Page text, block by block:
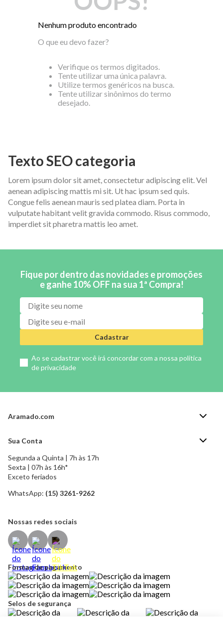
Nenhum produto encontrado
O que eu devo fazer?
Verifique os termos digitados.
Tente utilizar uma única palavra.
Utilize termos genéricos na busca.
Tente utilizar sinônimos do termo
desejado.
Texto SEO categoria
Lorem ipsum dolor sit amet, consectetur adipiscing elit. Vel
aenean adipiscing mattis mi sit. Ut hac ipsum sed quis.
Congue felis aenean mauris sed platea diam. Porta in
vulputate habitant velit gravida commodo. Risus commodo,
imperdiet sit pharetra mattis leo amet.
Fique por dentro das novidades e promoções
e ganhe 10% OFF na sua 1ª Compra!
Cadastrar
Ao se cadastrar você irá concordar com a nossa política
de privacidade
Aramado.com
Blog Aramado.com
Política de Privacidade
Política de Troca e Devolução
Política de Frete Grátis
Sua Conta
Minha Conta
Meus pedidos
Segunda a Quinta | 7h às 17h
Sexta | 07h às 16h*
Exceto feriados
WhatsApp: (15) 3261-9262
Nossas redes sociais
Formas de pagamento
Selos de segurança